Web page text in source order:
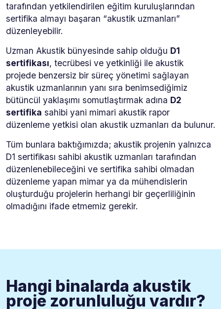
tarafından yetkilendirilen eğitim kuruluşlarından
sertifika almayı başaran “akustik uzmanları”
düzenleyebilir.
Uzman Akustik bünyesinde sahip olduğu D1
sertifikası, tecrübesi ve yetkinliği ile akustik
projede benzersiz bir süreç yönetimi sağlayan
akustik uzmanlarının yanı sıra benimsediğimiz
bütüncül yaklaşımı somutlaştırmak adına D2
sertifika sahibi yani mimari akustik rapor
düzenleme yetkisi olan akustik uzmanları da bulunur.
Tüm bunlara baktığımızda; akustik projenin yalnızca
D1 sertifikası sahibi akustik uzmanları tarafından
düzenlenebileceğini ve sertifika sahibi olmadan
düzenleme yapan mimar ya da mühendislerin
oluşturduğu projelerin herhangi bir geçerliliğinin
olmadığını ifade etmemiz gerekir.
Hangi binalarda akustik
proje zorunluluğu vardır?